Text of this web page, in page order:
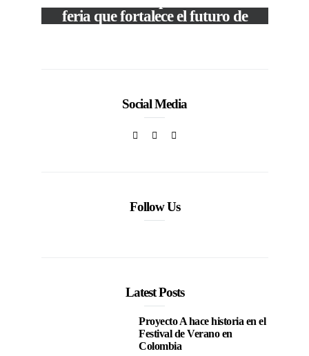
feria que fortalece el futuro de
Social Media
Follow Us
Latest Posts
Proyecto A hace historia en el
Festival de Verano en
Colombia